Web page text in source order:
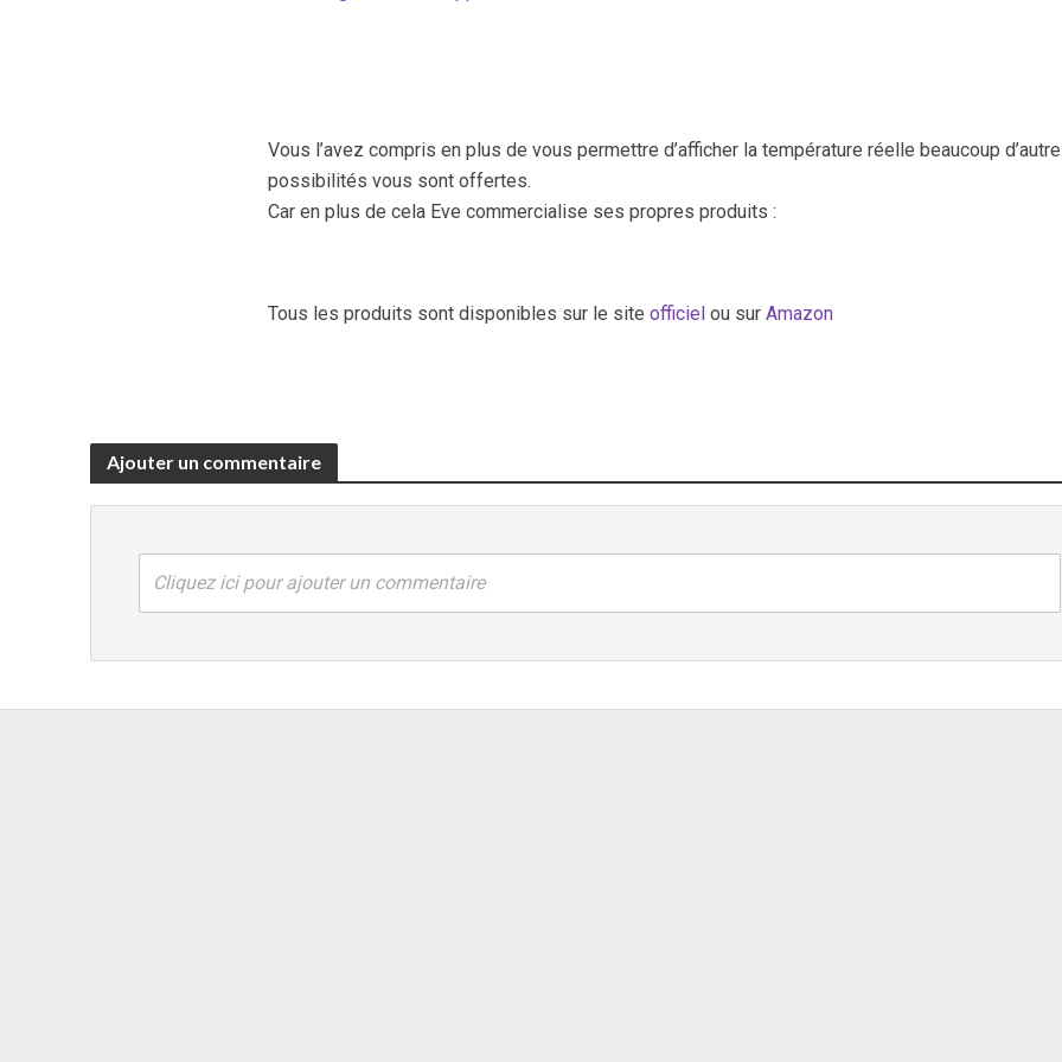
Vous l’avez compris en plus de vous permettre d’afficher la température réelle beaucoup
possibilités vous sont offertes.
Car en plus de cela Eve commercialise ses propres produits :
Tous les produits sont disponibles sur le site officielou sur Amazon
Ajouter un commentaire
Cliquez ici pour ajouter un commentaire